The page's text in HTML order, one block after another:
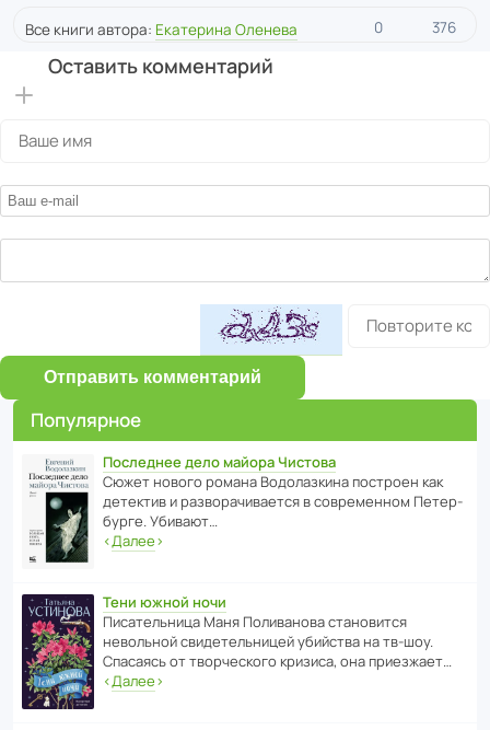
Все книги автора: Екатерина Оленева 0 376
Оставить комментарий
Отправить комментарий
Популярное
Последнее дело майора Чистова
Сюжет нового романа Водо­ла­з­кина пост­роен как
дете­ктив и разво­ра­чи­ва­ется в совре­менном Пете­р­
бурге. Убивают…
‹Далее›
Тени южной ночи
Писа­тель­ница Маня Поли­ва­нова стано­вится
невольной свиде­тель­ницей убийства на тв-шоу.
Спасаясь от твор­че­с­кого кризиса, она приезжает…
‹Далее›